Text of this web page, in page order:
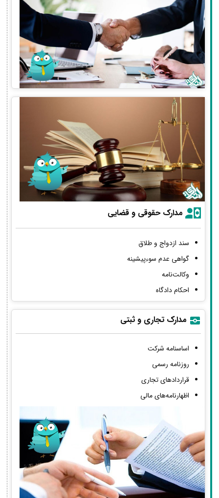
مدارک حقوقی و قضایی
سند ازدواج و طلاق
گواهی عدم سوءپیشینه
وکالت‌نامه
احکام دادگاه
مدارک تجاری و ثبتی
اساسنامه شرکت
روزنامه رسمی
قراردادهای تجاری
اظهارنامه‌های مالی